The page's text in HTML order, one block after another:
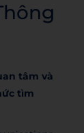
tâm và
tìm